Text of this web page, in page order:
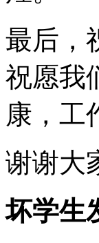
最后，
祝愿我
康，工
谢谢大
坏学生